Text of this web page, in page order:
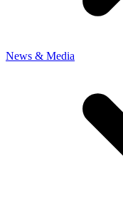
News & Media